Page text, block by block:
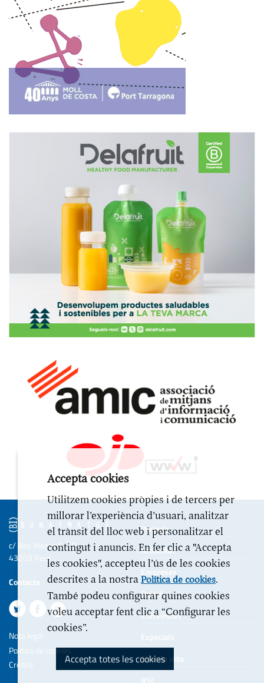
Portada
Actualitat
Empreses
Opinió
Entrevistes
Especials
Estil de vida
RSC
c/ Illes Medes 6-10
43203 Reus
Contacte
Nota legal
Politica de cookies
Crèdits
Accepta cookies
Utilitzem cookies pròpies i de tercers per
millorar l’experiència d’usuari, analitzar
el trànsit del lloc web i personalitzar el
contingut i anuncis. En fer clic a "Accepta
les cookies", accepteu l’ús de les cookies
descrites a la nostra Política de cookies.
També podeu configurar quines cookies
voleu acceptar fent clic a “Configurar les
cookies”.
Accepta totes les cookies